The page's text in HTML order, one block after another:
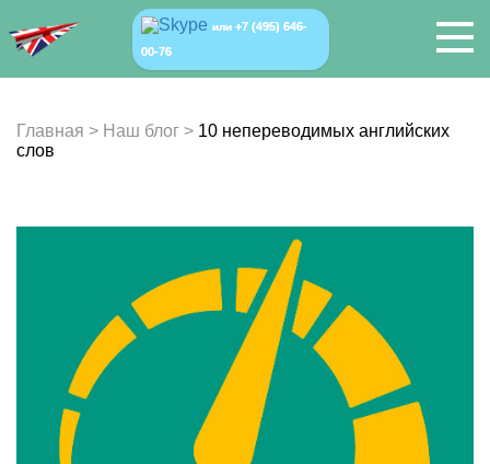
или +7 (495) 646-
00-76
Главная > Наш блог > 10 непереводимых английских
слов